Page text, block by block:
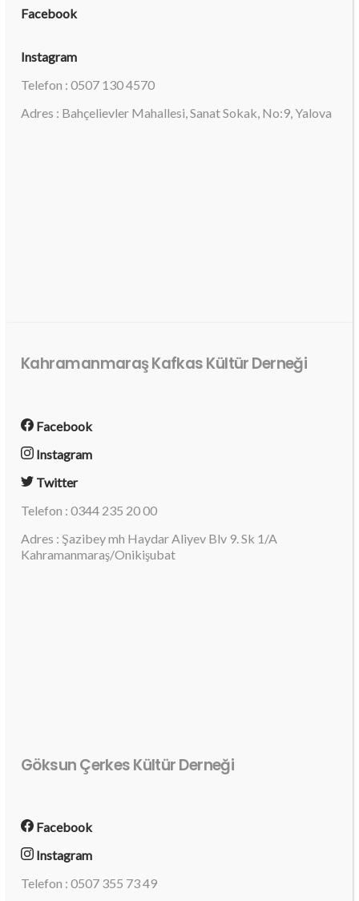
Facebook
Instagram
Telefon : 0507 130 4570
Adres : Bahçelievler Mahallesi, Sanat Sokak, No:9, Yalova
Kahramanmaraş Kafkas Kültür Derneği
Facebook
Instagram
Twitter
Telefon : 0344 235 20 00
Adres : Şazibey mh Haydar Aliyev Blv 9. Sk 1/A
Kahramanmaraş/Onikişubat
Göksun Çerkes Kültür Derneği
Facebook
Instagram
Telefon : 0507 355 73 49